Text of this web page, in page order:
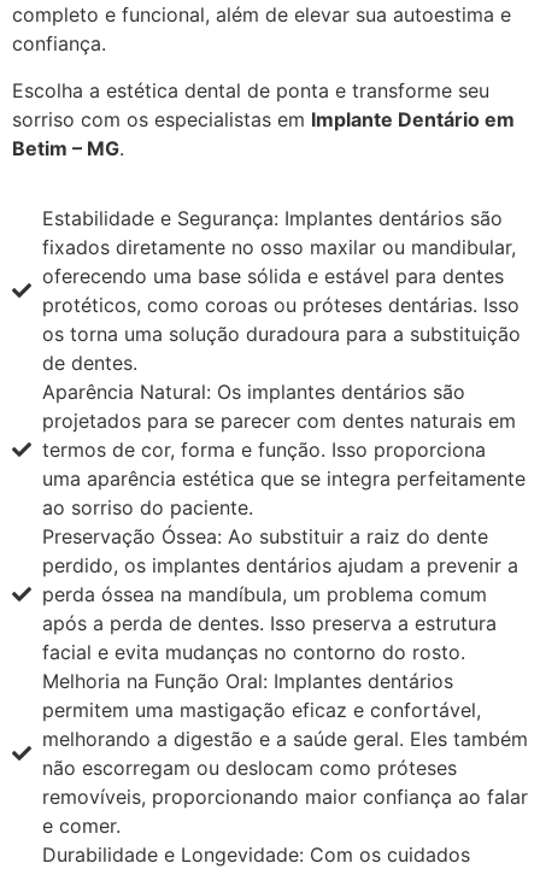
completo e funcional, além de elevar sua autoestima e
confiança.
Escolha a estética dental de ponta e transforme seu
sorriso com os especialistas em Implante Dentário em
Betim – MG.
Estabilidade e Segurança: Implantes dentários são
fixados diretamente no osso maxilar ou mandibular,
oferecendo uma base sólida e estável para dentes
protéticos, como coroas ou próteses dentárias. Isso
os torna uma solução duradoura para a substituição
de dentes.
Aparência Natural: Os implantes dentários são
projetados para se parecer com dentes naturais em
termos de cor, forma e função. Isso proporciona
uma aparência estética que se integra perfeitamente
ao sorriso do paciente.
Preservação Óssea: Ao substituir a raiz do dente
perdido, os implantes dentários ajudam a prevenir a
perda óssea na mandíbula, um problema comum
após a perda de dentes. Isso preserva a estrutura
facial e evita mudanças no contorno do rosto.
Melhoria na Função Oral: Implantes dentários
permitem uma mastigação eficaz e confortável,
melhorando a digestão e a saúde geral. Eles também
não escorregam ou deslocam como próteses
removíveis, proporcionando maior confiança ao falar
e comer.
Durabilidade e Longevidade: Com os cuidados